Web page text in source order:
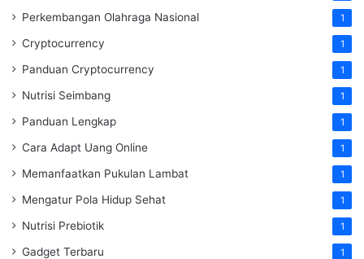
Perkembangan Olahraga Nasional 1
Cryptocurrency 1
Panduan Cryptocurrency 1
Nutrisi Seimbang 1
Panduan Lengkap 1
Cara Adapt Uang Online 1
Memanfaatkan Pukulan Lambat 1
Mengatur Pola Hidup Sehat 1
Nutrisi Prebiotik 1
Gadget Terbaru 1